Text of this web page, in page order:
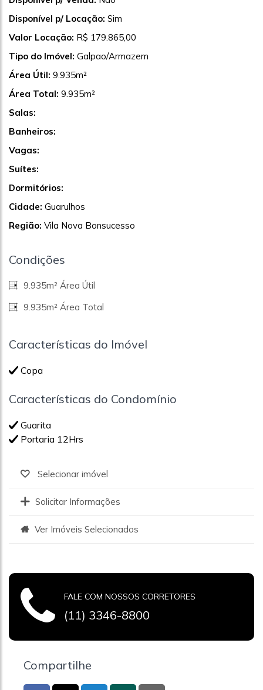
Disponível p/ Locação: Sim
Valor Locação: R$ 179.865,00
Tipo do Imóvel: Galpao/Armazem
Área Útil: 9.935m²
Área Total: 9.935m²
Salas:
Banheiros:
Vagas:
Suítes:
Dormitórios:
Cidade: Guarulhos
Região: Vila Nova Bonsucesso
Condições
9.935m² Área Útil
9.935m² Área Total
Características do Imóvel
Copa
Características do Condomínio
Guarita
Portaria 12Hrs
Selecionar imóvel
Solicitar Informações
Ver Imóveis Selecionados
FALE COM NOSSOS CORRETORES
(11) 3346-8800
Compartilhe